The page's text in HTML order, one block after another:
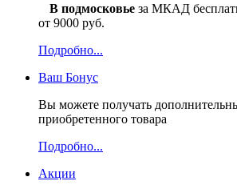
В подмосковье за МКАД
от 9000 руб.
Подробно...
Ваш Бонус
Вы можете получать
приобретенного товара
Подробно...
Акции